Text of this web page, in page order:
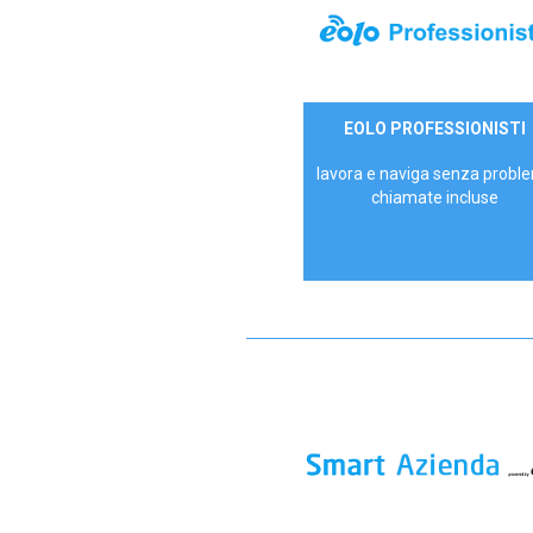
35,00 €/mese
EOLO PROFESSIONISTI
lavora e naviga senza
chiamate incluse